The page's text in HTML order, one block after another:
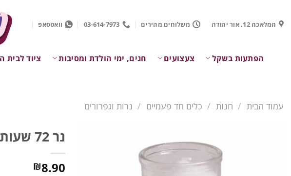
contentהמלאכה 12, אור יהודה משלוחים מהירים 03-614-7973 וואטסאפ
הפתעות בשקל צעצועים חגים, ימי הולדת ומסיבות ציוד לבית
עמוד הבית / חנות / כלים חד פעמיים / נרות וגפרורים
נר 72 שעות זכוכית חדש
₪8.90